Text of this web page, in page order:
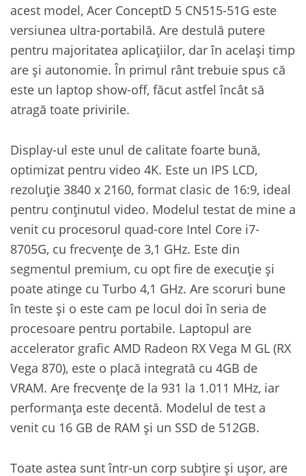
acest model, Acer ConceptD 5 CN515-51G este
versiunea ultra-portabilă. Are destulă putere
pentru majoritatea aplicațiilor, dar în același timp
are și autonomie. În primul rânt trebuie spus că
este un laptop show-off, făcut astfel încât să
atragă toate privirile.
Display-ul este unul de calitate foarte bună,
optimizat pentru video 4K. Este un IPS LCD,
rezoluție 3840 x 2160, format clasic de 16:9, ideal
pentru conținutul video. Modelul testat de mine a
venit cu procesorul quad-core Intel Core i7-
8705G, cu frecvențe de 3,1 GHz. Este din
segmentul premium, cu opt fire de execuție și
poate atinge cu Turbo 4,1 GHz. Are scoruri bune
în teste și o este cam pe locul doi în seria de
procesoare pentru portabile. Laptopul are
accelerator grafic AMD Radeon RX Vega M GL (RX
Vega 870), este o placă integrată cu 4GB de
VRAM. Are frecvențe de la 931 la 1.011 MHz, iar
performanța este decentă. Modelul de test a
venit cu 16 GB de RAM și un SSD de 512GB.
Toate astea sunt într-un corp subțire și ușor, are